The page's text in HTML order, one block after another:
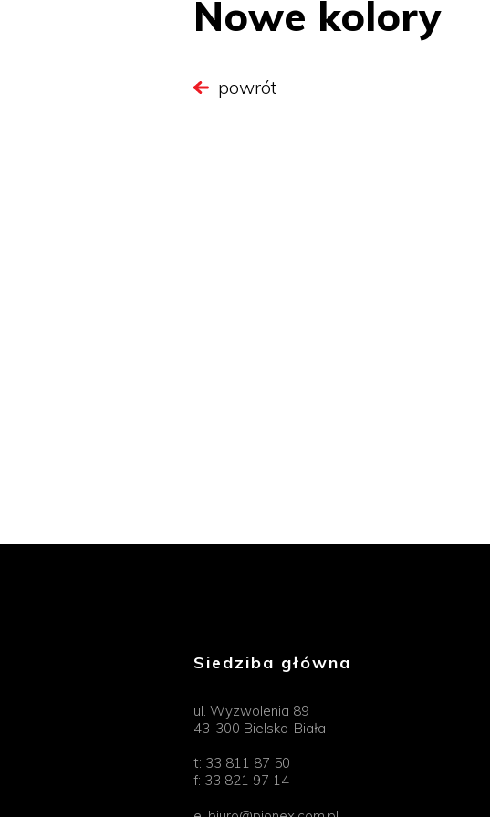
Nowe kolory
powrót
Siedziba główna
ul. Wyzwolenia 89
43-300 Bielsko-Biała
t: 33 811 87 50
f: 33 821 97 14